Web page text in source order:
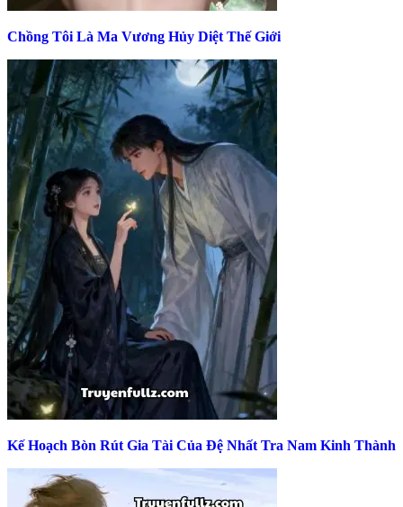
Chồng Tôi Là Ma Vương Hủy Diệt Thế Giới
Kế Hoạch Bòn Rút Gia Tài Của Đệ Nhất Tra Nam Kinh Thành